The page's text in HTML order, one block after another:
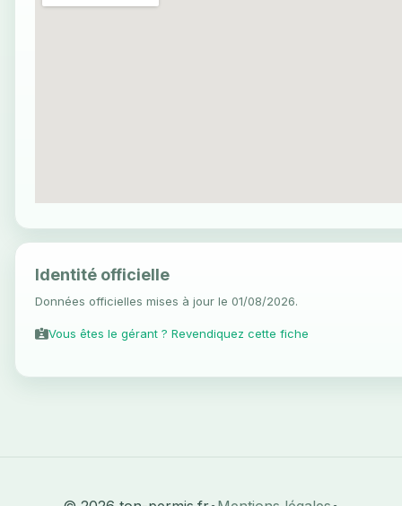
Identité officielle
Données officielles mises à jour le 01/08/2026.
Vous êtes le gérant ? Revendiquez cette fiche